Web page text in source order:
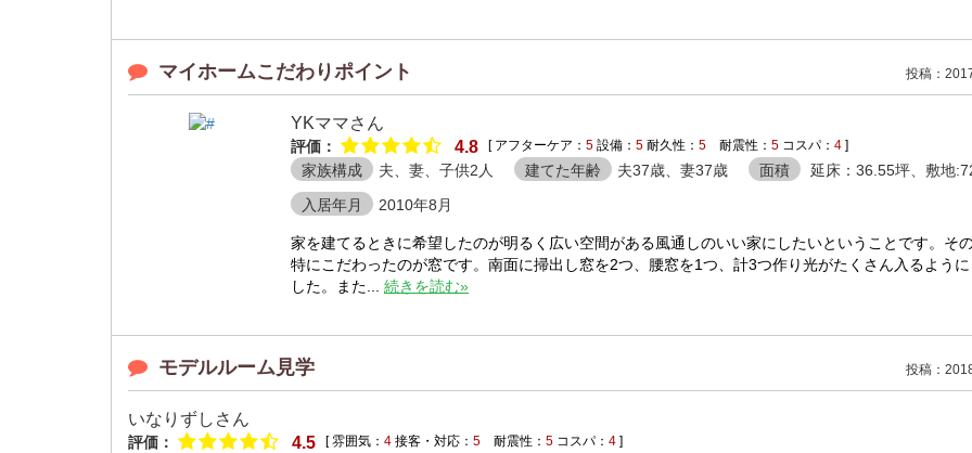
マイホームこだわりポイント 投稿：
YKママさん
評価： 4.8 [ アフターケア： 5 設備： 5 耐久性： 5 耐震性： 5 コスパ： 4 ]
家族構成 夫、妻、子供2人 建てた年齢 夫37歳、妻37歳 面積
延床：36.55坪、敷地
入居年月
2010年8月
家を建てるときに希望したのが明るく広い空間がある風通しのいい家にしたいということです。そ
特にこだわったのが窓です。南面に掃出し窓を2つ、腰窓を1つ、計3つ作り光がたくさん入るように
した。また... 続きを読む»
モデルルーム見学 投稿：
いなりずしさん
評価： 4.5 [ 雰囲気： 4 接客・対応： 5 耐震性： 5 コスパ： 4 ]